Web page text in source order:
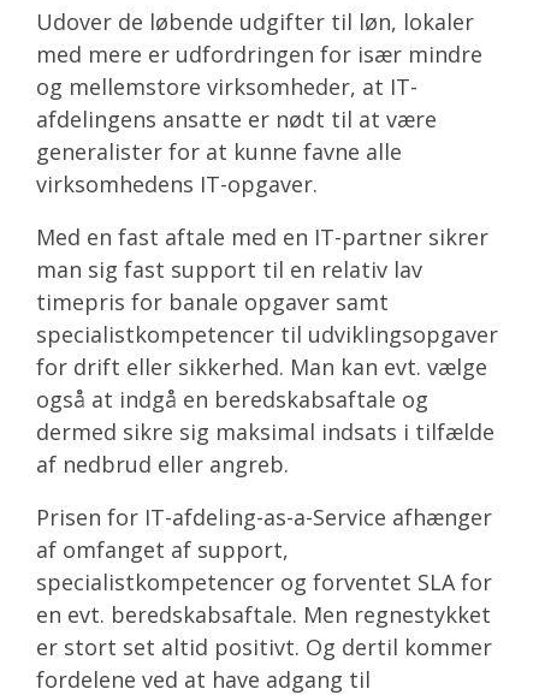
Udover de løbende udgifter til løn, lokaler
med mere er udfordringen for især mindre
og mellemstore virksomheder, at IT-
afdelingens ansatte er nødt til at være
generalister for at kunne favne alle
virksomhedens IT-opgaver.
Med en fast aftale med en IT-partner sikrer
man sig fast support til en relativ lav
timepris for banale opgaver samt
specialistkompetencer til udviklingsopgaver
for drift eller sikkerhed. Man kan evt. vælge
også at indgå en beredskabsaftale og
dermed sikre sig maksimal indsats i tilfælde
af nedbrud eller angreb.
Prisen for IT-afdeling-as-a-Service afhænger
af omfanget af support,
specialistkompetencer og forventet SLA for
en evt. beredskabsaftale. Men regnestykket
er stort set altid positivt. Og dertil kommer
fordelene ved at have adgang til